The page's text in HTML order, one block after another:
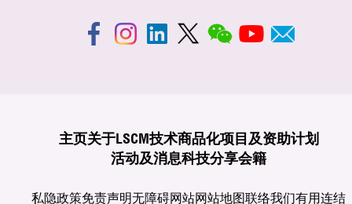
主页关于LSCM技术商品化项目及资助计划
活动及消息科技分享会籍
私隐政策免责声明无障碍网站网站地图联络我们有用连结